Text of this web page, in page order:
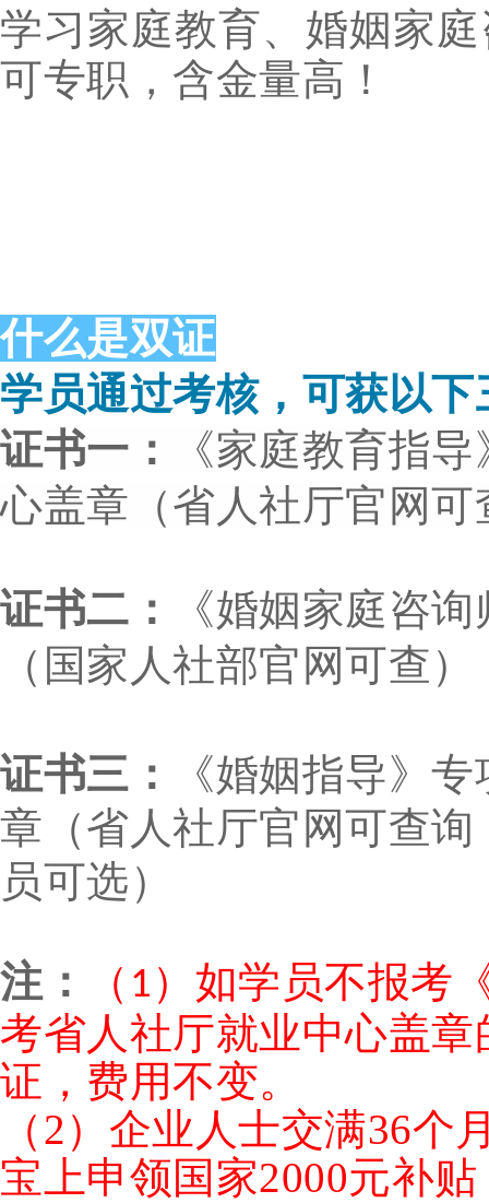
学习家庭教育、婚姻家
可专职，含金量高！
什么是双证
学员通过考核，可获以下
证书一：
《家庭教育指
心盖章（省人社厅官网可
证书二：
《婚姻家庭咨
（国家人社部官网可查）
证书三 ：
《婚姻指导》
章（省人社厅官网可查
员可选）
注： （1） 如学员不报考
考省人社厅就业中心盖
证，费用不变。
（2）企业人士交满36
宝上申领国家2000元补贴